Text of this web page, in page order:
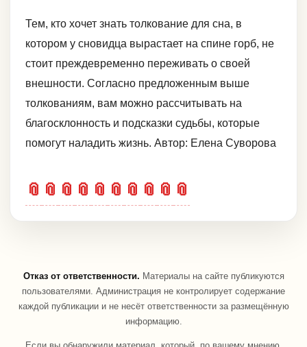
Тем, кто хочет знать толкование для сна, в
котором у сновидца вырастает на спине горб, не
стоит преждевременно переживать о своей
внешности. Согласно предложенным выше
толкованиям, вам можно рассчитывать на
благосклонность и подсказки судьбы, которые
помогут наладить жизнь. Автор: Елена Суворова
📎 📎 📎 📎 📎 📎 📎 📎 📎 📎
Отказ от ответственности. Материалы на сайте публикуются
пользователями. Администрация не контролирует содержание
каждой публикации и не несёт ответственности за размещённую
информацию.